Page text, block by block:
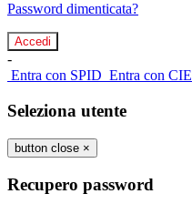
Password dimenticata?
-
Entra con SPID Entra con CIE
Seleziona utente
button close ×
Recupero password